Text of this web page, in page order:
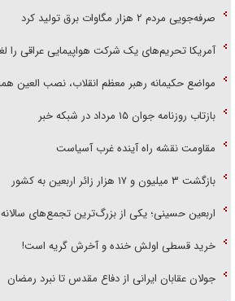
صرفه‌جویی مردم ۲ هزار مگاوات برق تولید کرد
آمریکا تحریم‌های یک شرکت هواپیمایی عراقی را
مواضع حکیمانه رهبر معظم انقلاب، نصب العین
بازتاب روزنامه جوان ۱۵ مرداد در شبکه خبر
مقاومت نقشه راه آینده غرب آسیاست
بازگشت ۳ میلیون و ۱۷ هزار زائر اربعین به کشور
اربعین حسینی؛ یکی از بزرگ‌ترین تجمع‌های
خرید قسطی اولش خنده و آخرش گریه است!
جولان عقابان ایرانی از دفاع مقدس تا نبرد رمضان